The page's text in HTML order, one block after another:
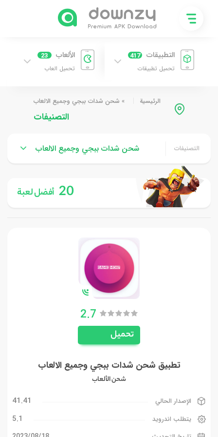
التطبيقات 417
تحميل تطبيقات
الألعاب 23
تحميل العاب
الرئيسية » شحن شدات ببجي وجميع الالعاب
التصنيفات
التصنيفات شحن شدات ببجي وجميع الالعاب
20 أفضل لعبة
2.7
تحميل
تطبيق شحن شدات ببجي وجميع الالعاب
شحن الألعاب
الإصدار الحالي 41.41
يتطلب اندرويد 5.1